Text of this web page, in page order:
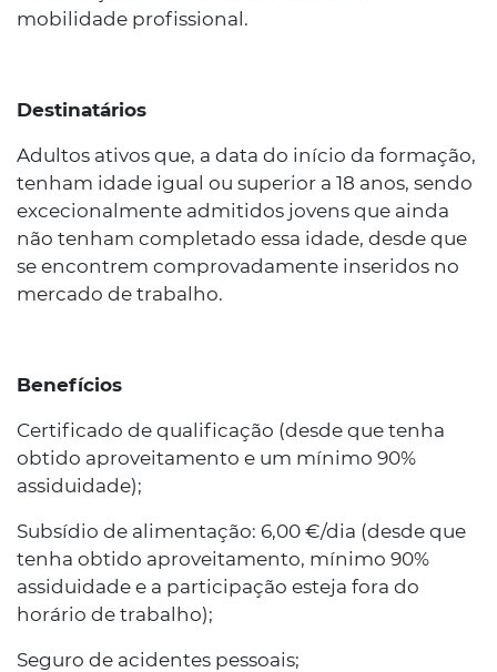
mobilidade profissional.
Destinatários
Adultos ativos que, a data do início da formação,
tenham idade igual ou superior a 18 anos, sendo
excecionalmente admitidos jovens que ainda
não tenham completado essa idade, desde que
se encontrem comprovadamente inseridos no
mercado de trabalho.
Benefícios
Certificado de qualificação (desde que tenha
obtido aproveitamento e um mínimo 90%
assiduidade);
Subsídio de alimentação: 6,00 €/dia (desde que
tenha obtido aproveitamento, mínimo 90%
assiduidade e a participação esteja fora do
horário de trabalho);
Seguro de acidentes pessoais;